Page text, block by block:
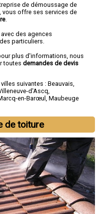
de démoussage de
vous offre ses services de
des agences
particuliers.
plus d'informations, nous
toutes demandes de devis
suivantes : Beauvais,
d'Ascq,
en-Barœul , Maubeuge
de toiture